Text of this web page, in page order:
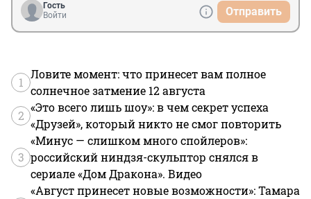
Гость
Войти
Отправить
1
Ловите момент: что принесет вам полное
солнечное затмение 12 августа
2
«Это всего лишь шоу»: в чем секрет успеха
«Друзей», который никто не смог повторить
3
«Минус — слишком много спойлеров»:
российский ниндзя-скульптор снялся в
сериале «Дом Дракона». Видео
«Август принесет новые возможности»: Тамара